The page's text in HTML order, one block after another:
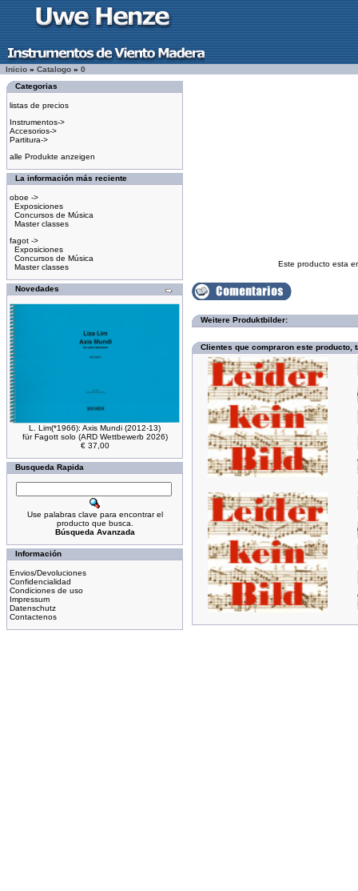
Inicio » Catalogo » 0
Categorias
listas de precios
Instrumentos->
Accesorios->
Partitura->
alle Produkte anzeigen
La información más reciente
oboe ->
Exposiciones
Concursos de Música
Master classes
fagot ->
Exposiciones
Concursos de Música
Master classes
Novedades
L. Lim(*1966): Axis Mundi (2012-13)
für Fagott solo (ARD Wettbewerb 2026)
€ 37,00
Busqueda Rapida
Use palabras clave para encontrar el
producto que busca.
Búsqueda Avanzada
Información
Envios/Devoluciones
Confidencialidad
Condiciones de uso
Impressum
Datenschutz
Contactenos
Este producto esta
Weitere Produktbilder:
Clientes que compraron este producto,